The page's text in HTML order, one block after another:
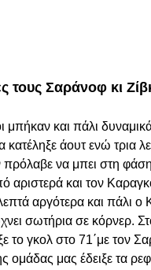
Σαράνοφ κι
μπήκαν και πάλι
άουτ ενώ τρια
να μπει στη
αριστερά και τον
αργότερα και πάλι
σωτήρια σε κόρνερ.
το γκολ στο 71΄με τον
μας έδειξε τα